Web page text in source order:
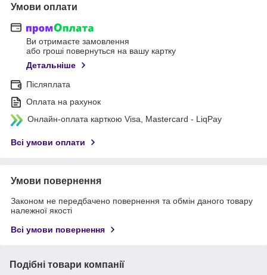
Умови оплати
Ви отримаєте замовлення
або гроші повернуться на вашу картку
Детальніше
Післяплата
Оплата на рахунок
Онлайн-оплата карткою Visa, Mastercard - LiqPay
Всі умови оплати
Умови повернення
Законом не передбачено повернення та обмін даного товару
належної якості
Всі умови повернення
Подібні товари компанії